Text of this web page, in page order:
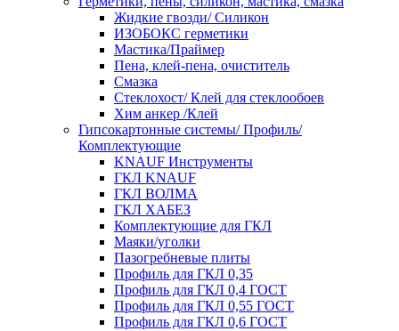
Жидкие гвозди/ Силикон
ИЗОБОКС герметики
Мастика/Праймер
Пена, клей-пена, очиститель
Смазка
Стеклохост/ Клей для стеклообоев
Хим анкер /Клей
Гипсокартонные системы/ Профиль/
Комплектующие
KNAUF Инструменты
ГКЛ KNAUF
ГКЛ ВОЛМА
ГКЛ ХАБЕЗ
Комплектующие для ГКЛ
Маяки/уголки
Пазогребневые плиты
Профиль для ГКЛ 0,35
Профиль для ГКЛ 0,4 ГОСТ
Профиль для ГКЛ 0,55 ГОСТ
Профиль для ГКЛ 0,6 ГОСТ